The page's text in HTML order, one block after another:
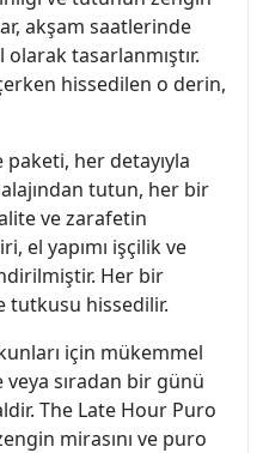
akşam saatlerinde
tasarlanmıştır.
hissedilen o derin,
her detayıyla
tutun, her bir
ve zarafetin
el yapımı işçilik ve
Her bir
tutkusu hissedilir.
için mükemmel
sıradan bir günü
The Late Hour Puro
mirasını ve puro